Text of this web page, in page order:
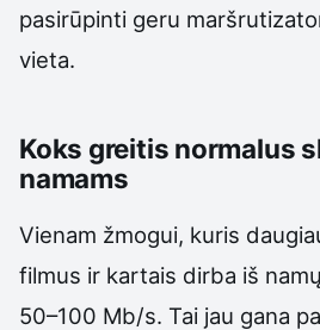
pasirūpinti geru
vieta.
Koks greitis normalus
namams
Vienam žmogui, kuris
filmus ir kartais dirba iš
50–100 Mb/s. Tai jau gana